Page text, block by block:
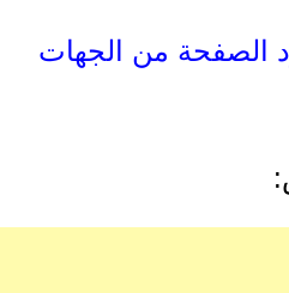
الصفحة من الجهات